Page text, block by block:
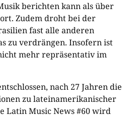
berichten kann als über
Zudem droht bei der
fast alle anderen
zu verdrängen. Insofern ist
mehr repräsentativ im
nach 27 Jahren die
zu lateinamerikanischer
Latin Music News #60 wird